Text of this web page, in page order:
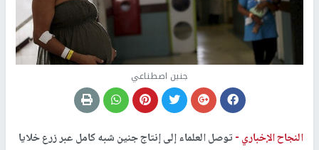
جنين اصطناعي
النجاح الإخباري -توصل العلماء إلى إنتاج جنين شبه كامل عبر زرع خلايا